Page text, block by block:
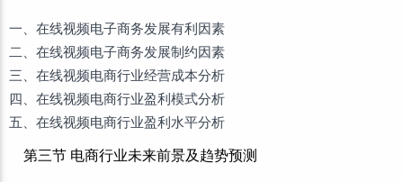
一、在线视频电子商务发展有利因素
二、在线视频电子商务发展制约因素
三、在线视频电商行业经营成本分析
四、在线视频电商行业盈利模式分析
五、在线视频电商行业盈利水平分析
第三节 电商行业未来前景及趋势预测